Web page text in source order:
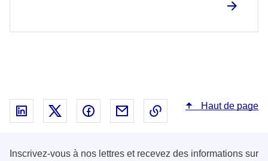
Partager sur Linked In - nouvelle fenêtre
Partager sur X - nouvelle fenêtre
Partager sur Facebook - nouvelle
Partager par email - nouvelle
Copier le lien dans le
Haut de page
Inscrivez-vous à nos lettres et recevez des informations sur